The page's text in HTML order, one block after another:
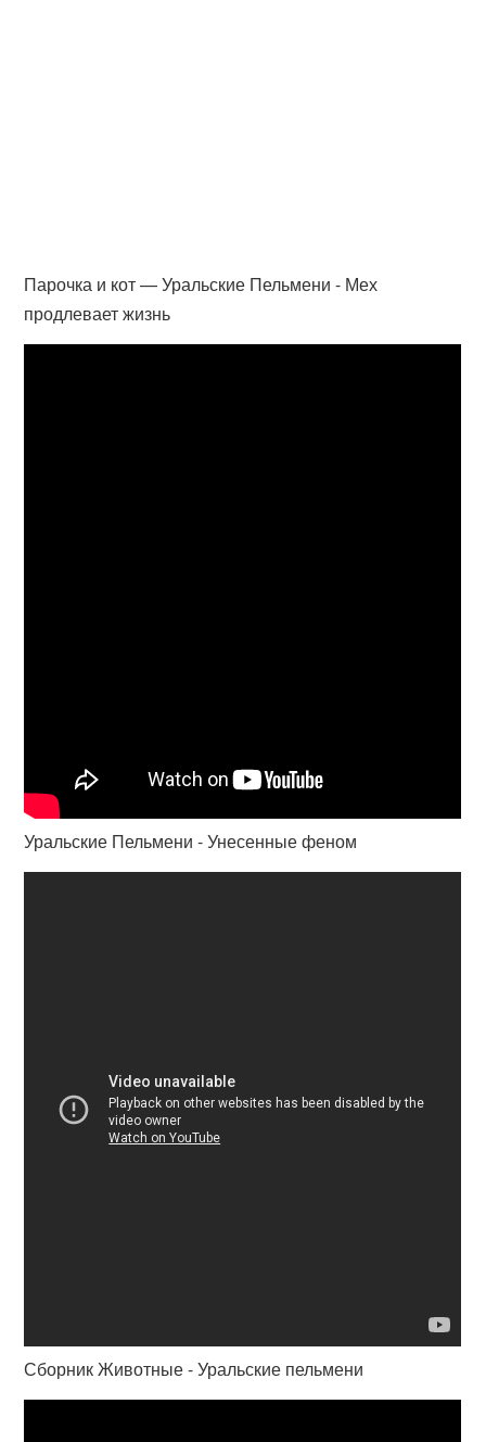
Парочка и кот — Уральские Пельмени - Мех
продлевает жизнь
Уральские Пельмени - Унесенные феном
Сборник Животные - Уральские пельмени